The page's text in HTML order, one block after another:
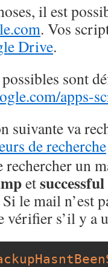
il est
. Vos
Drive.
sont
apps-
suivante va
de recherche
rechercher un
etsuccessful
le mail n’est
vérifier s’il y a